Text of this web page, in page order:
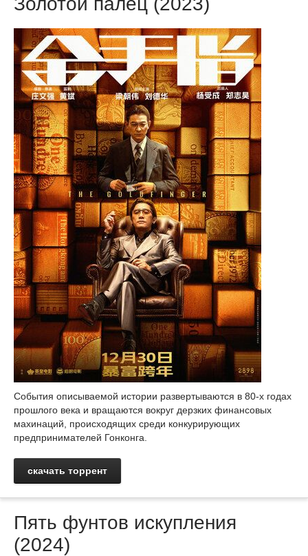
События описываемой истории развертываются в 80-х годах
прошлого века и вращаются вокруг дерзких финансовых
махинаций, происходящих среди конкурирующих
предпринимателей Гонконга.
скачать торрент
Пять фунтов искупления
(2024)